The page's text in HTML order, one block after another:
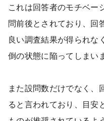
これは回答者のモチベー
問前後とされており、回
良い調査結果が得られな
倒の状態に陥ってしまい
また設問数だけでなく、
ると言われており、目安